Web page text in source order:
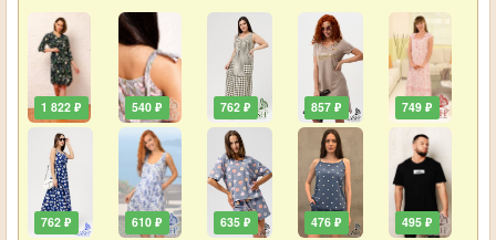
1 822 ₽
762 ₽
540 ₽
610 ₽
762 ₽
635 ₽
857 ₽
476 ₽
749 ₽
495 ₽